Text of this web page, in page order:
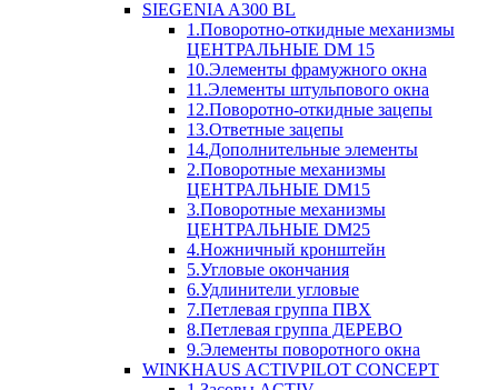
SIEGENIA A300 BL
1.Поворотно-откидные механизмы
ЦЕНТРАЛЬНЫЕ DM 15
10.Элементы фрамужного окна
11.Элементы штульпового окна
12.Поворотно-откидные зацепы
13.Ответные зацепы
14.Дополнительные элементы
2.Поворотные механизмы
ЦЕНТРАЛЬНЫЕ DM15
3.Поворотные механизмы
ЦЕНТРАЛЬНЫЕ DM25
4.Ножничный кронштейн
5.Угловые окончания
6.Удлинители угловые
7.Петлевая группа ПВХ
8.Петлевая группа ДЕРЕВО
9.Элементы поворотного окна
WINKHAUS ACTIVPILOT CONCEPT